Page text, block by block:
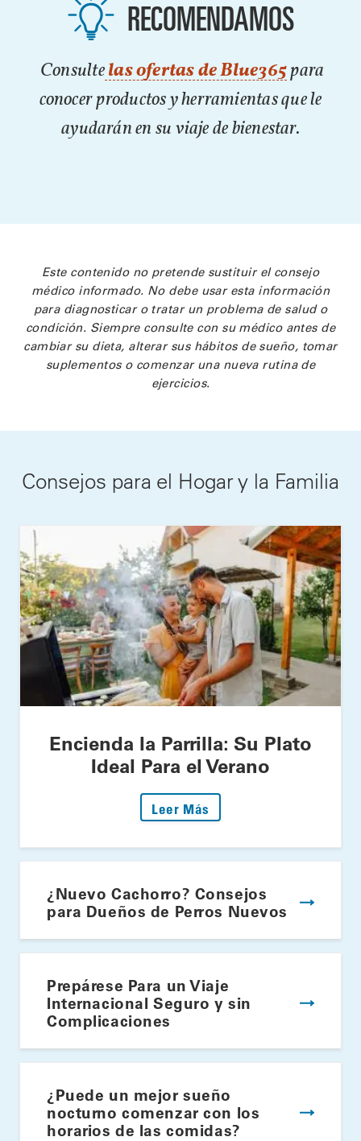
RECOMENDAMOS
Consultelas ofertas de Blue365 para
conocer productos y herramientas que le
ayudarán en su viaje de bienestar.
Este contenido no pretende sustituir el consejo
médico informado. No debe usar esta información
para diagnosticar o tratar un problema de salud o
condición. Siempre consulte con su médico antes de
cambiar su dieta, alterar sus hábitos de sueño, tomar
suplementos o comenzar una nueva rutina de
ejercicios.
Consejos para el Hogar y la Familia
Encienda la Parrilla: Su Plato
Ideal Para el Verano
Leer Más
¿Nuevo Cachorro? Consejos
para Dueños de Perros Nuevos
Prepárese Para un Viaje
Internacional Seguro y sin
Complicaciones
¿Puede un mejor sueño
nocturno comenzar con los
horarios de las comidas?